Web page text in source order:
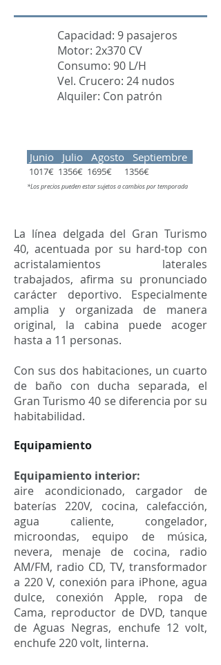
Capacidad: 9 pasajeros
Motor: 2x370 CV
Consumo: 90 L/H
Vel. Crucero: 24 nudos
Alquiler: Con patrón
Junio Julio Agosto Septiembre
1017€ 1356€ 1695€ 1356€
*Los precios pueden estar sujetos a cambios por temporada
La línea delgada del Gran Turismo
40, acentuada por su hard-top con
acristalamientos laterales
trabajados, afirma su pronunciado
carácter deportivo. Especialmente
amplia y organizada de manera
original, la cabina puede acoger
hasta a 11 personas.
Con sus dos habitaciones, un cuarto
de baño con ducha separada, el
Gran Turismo 40 se diferencia por su
habitabilidad.
Equipamiento
Equipamiento interior:
aire acondicionado, cargador de
baterías 220V, cocina, calefacción,
agua caliente, congelador,
microondas, equipo de música,
nevera, menaje de cocina, radio
AM/FM, radio CD, TV, transformador
a 220 V, conexión para iPhone, agua
dulce, conexión Apple, ropa de
Cama, reproductor de DVD, tanque
de Aguas Negras, enchufe 12 volt,
enchufe 220 volt, linterna.